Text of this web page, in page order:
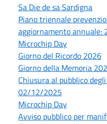
Sa Die de sa Sardigna
Piano triennale
aggiornamento
Microchip Day
Giorno del Ricordo 2026
Giorno della Memoria
Chiusura al pubblico
02/12/2025
Microchip Day
Avviso pubblico per